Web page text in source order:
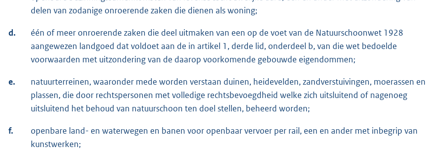
delen van zodanige onroerende zaken die dienen als woning;
d.
één of meer onroerende zaken die deel uitmaken van een op de voet van de Natuurschoonwet 1928
aangewezen landgoed dat voldoet aan de in artikel 1, derde lid, onderdeel b, van die wet bedoelde
voorwaarden met uitzondering van de daarop voorkomende gebouwde eigendommen;
e.
natuurterreinen, waaronder mede worden verstaan duinen, heidevelden, zandverstuivingen, moerassen en
plassen, die door rechtspersonen met volledige rechtsbevoegdheid welke zich uitsluitend of nagenoeg
uitsluitend het behoud van natuurschoon ten doel stellen, beheerd worden;
f.
openbare land- en waterwegen en banen voor openbaar vervoer per rail, een en ander met inbegrip van
kunstwerken;